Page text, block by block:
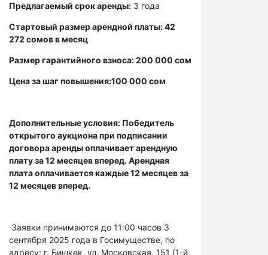
Предлагаемый срок аренды: 3 года
Стартовый размер арендной платы: 42
272 сомов в месяц
Размер гарантийного взноса: 200 000 сом
Цена за шаг повышения:100 000 сом
Дополнительные условия: Победитель
открытого аукциона при подписании
договора аренды оплачивает арендную
плату за 12 месяцев вперед. Арендная
плата оплачивается каждые 12 месяцев за
12 месяцев вперед.
Заявки принимаются до 11:00 часов 3
сентября 2025 года в Госимуществе, по
адресу: г. Бишкек, ул. Московская, 151 (1-й